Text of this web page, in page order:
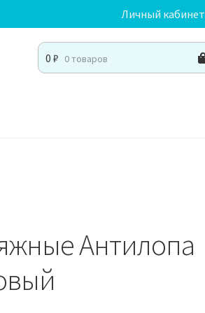
Личный кабинет
0 ₽ 0 товаров
Антилопа